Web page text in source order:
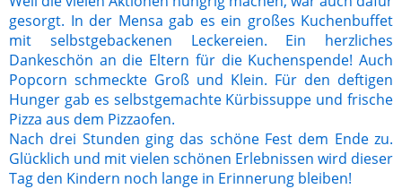
gesorgt. In der Mensa gab es ein großes Kuchenbuffet
mit selbstgebackenen Leckereien. Ein herzliches
Dankeschön an die Eltern für die Kuchenspende! Auch
Popcorn schmeckte Groß und Klein. Für den deftigen
Hunger gab es selbstgemachte Kürbissuppe und frische
Pizza aus dem Pizzaofen.
Nach drei Stunden ging das schöne Fest dem Ende zu.
Glücklich und mit vielen schönen Erlebnissen wird dieser
Tag den Kindern noch lange in Erinnerung bleiben!